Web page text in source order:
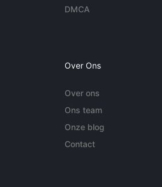
DMCA
Over Ons
Over ons
Ons team
Onze blog
Contact